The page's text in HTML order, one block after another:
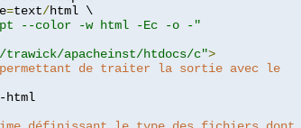
=text/html \
--color -w html -Ec -o -"
trawick/apacheinst/htdocs/c">
de traiter la sortie avec le
html